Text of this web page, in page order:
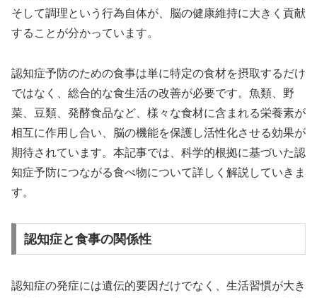
そして調理という行為自体が、脳の健康維持に大きく貢献
することが分かっています。
認知症予防のための食事は単に特定の食材を摂取するだけ
ではなく、総合的な食生活の改善が必要です。魚類、野
菜、豆類、発酵食品など、様々な食材に含まれる栄養素が
相互に作用し合い、脳の機能を保護し活性化させる効果が
期待されています。本記事では、科学的根拠に基づいた認
知症予防につながる食べ物について詳しく解説していきま
す。
認知症と食事の関係性
認知症の発症には遺伝的要因だけでなく、生活習慣が大き